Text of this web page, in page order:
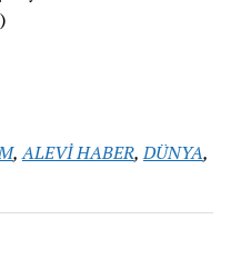
,ALEVİ HABER,DÜNYA,